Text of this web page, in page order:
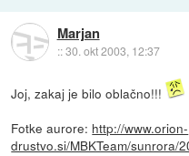
Marjan
::30. okt 2003, 12:37
Joj, zakaj je bilo oblačno!!!
Fotke aurore: http://www.orion-
drustvo.si/MBKTeam/sunrora/